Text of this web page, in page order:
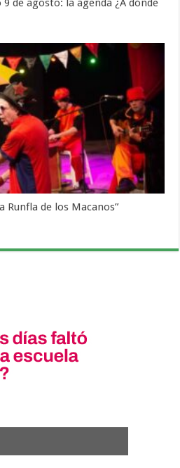
de agosto: la agenda ¿A dónde
Runfla de los Macanos”